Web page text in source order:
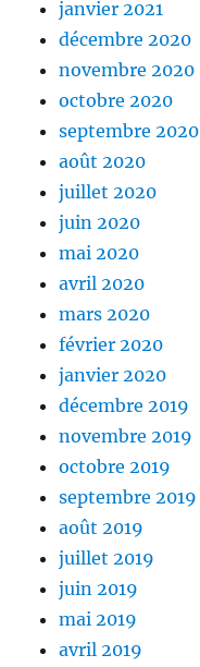
janvier 2021
décembre 2020
novembre 2020
octobre 2020
septembre 2020
août 2020
juillet 2020
juin 2020
mai 2020
avril 2020
mars 2020
février 2020
janvier 2020
décembre 2019
novembre 2019
octobre 2019
septembre 2019
août 2019
juillet 2019
juin 2019
mai 2019
avril 2019